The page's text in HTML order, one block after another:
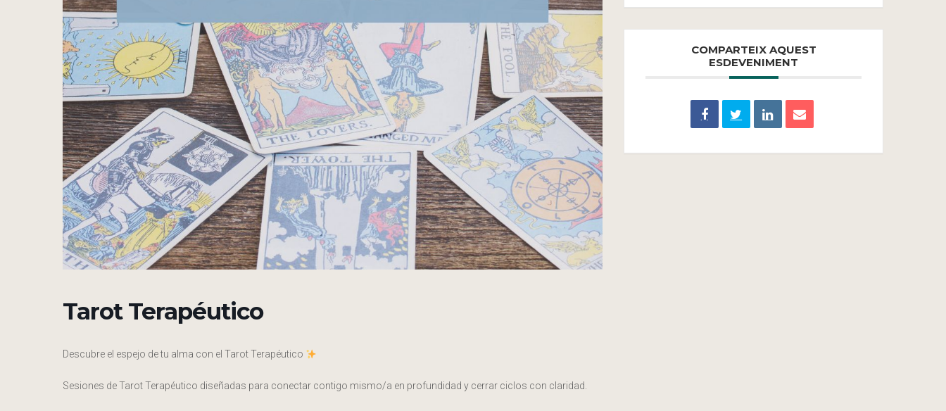
Tarot Terapéutico
Descubre el espejo de tu alma con el Tarot Terapéutico
Sesiones de Tarot Terapéutico diseñadas para conectar contigo mismo/a en profundidad y cerrar ciclos con claridad.
COMPARTEIX AQUEST
ESDEVENIMENT